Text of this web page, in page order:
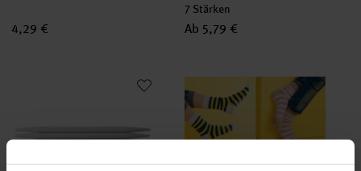
4,29 €
7 Stärken
Ab 5,79 €
Strumpfstricknadel 20cm AluminiumStrickanleitung Ringelsocken